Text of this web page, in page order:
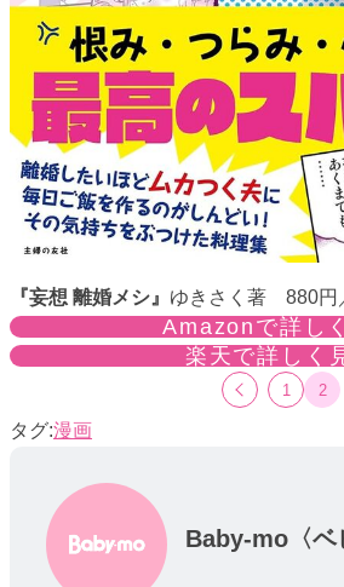
『妄想 離婚メシ』 ゆきさく著 880円
Amazonで詳し
楽天で詳しく
1 2
漫画
Baby-mo〈ベ